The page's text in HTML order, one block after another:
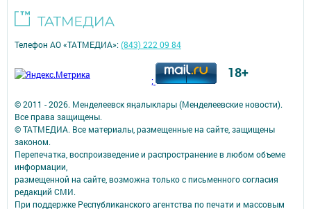
© 2011 - 2026. Менделеевск яӊалыклары (Менделеевские новости).
Все права защищены.
© ТАТМЕДИА. Все материалы, размещенные на сайте, защищены
законом.
Перепечатка, воспроизведение и распространение в любом объеме
информации,
размещенной на сайте, возможна только с письменного согласия
редакций СМИ.
При поддержке Республиканского агентства по печати и массовым
Телефон АО «ТАТМЕДИА»:(843) 222 09 84
; 18+